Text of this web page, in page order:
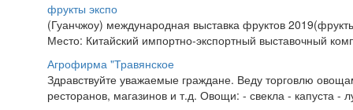
фрукты экспо
(Гуанчжоу) международная выставка фруктов
Место: Китайский импортно-экспортный выставочный
Агрофирма "Травянское
Здравствуйте уважаемые граждане. Веду торговлю
ресторанов, магазинов и т.д. Овощи: - свекла - капуста -